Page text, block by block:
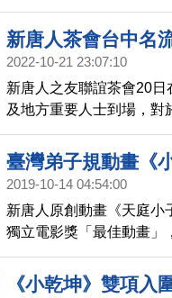
值，正是目前政局動盪的
新唐人茶會台中名
2022-10-21 23:07:10
新唐人之友聯誼茶會20
及地方重要人士到場，對
化，秉持真相報導，貴賓
臺灣弟子規動畫《
佳動畫
2019-10-14 04:54:00
新唐人原創動畫《天庭小
獨立電影獎「最佳動畫」
五大洲的39個國家，超過
《小乾坤》雙項入